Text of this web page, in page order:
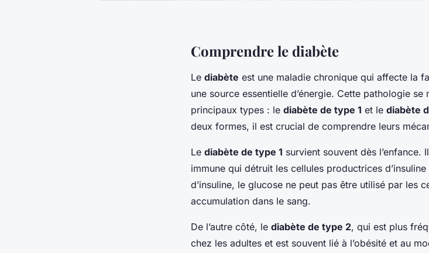
Comprendre le diabète
Le diabète est une maladie chronique qui affecte la
une source essentielle d’énergie. Cette pathologie
principaux types : le diabète de type 1 et le diabète
deux formes, il est crucial de comprendre leurs
Le diabète de type 1 survient souvent dès
immune qui détruit les cellules productrices
d’insuline, le glucose ne peut pas être utilisé par les
accumulation dans le sang.
De l’autre côté, le diabète de type 2, qui est plus
chez les adultes et est souvent lié à l’obésité et au